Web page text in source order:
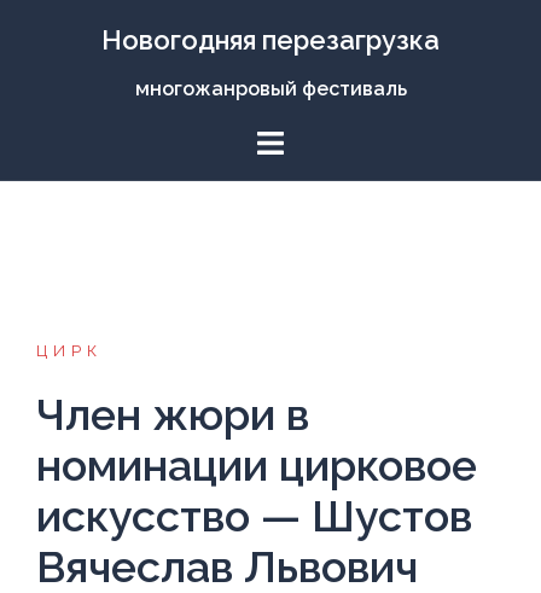
Новогодняя перезагрузка
многожанровый фестиваль
ЦИРК
Член жюри в
номинации цирковое
искусство — Шустов
Вячеслав Львович